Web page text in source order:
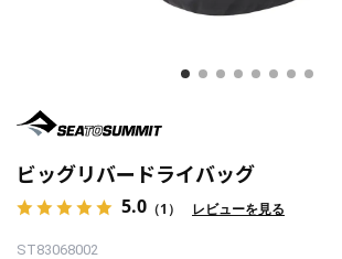
ビッグリバードライバッグ
5.0 （1） レビューを見る
ST83068002